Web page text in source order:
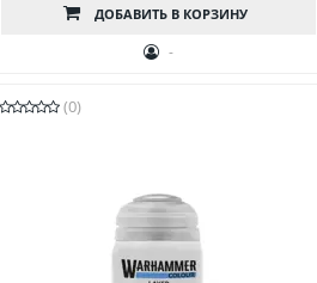
ДОБАВИТЬ В КОРЗИНУ
-
(0)